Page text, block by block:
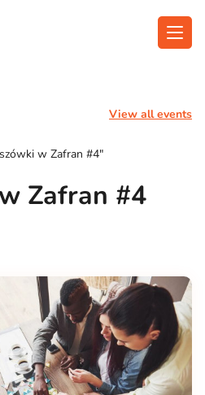
App:
View all events
w Zafran #4"
Zafran #4